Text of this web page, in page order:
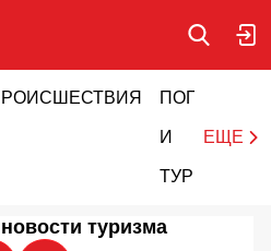
ПОГОДА
И
ТУРИЗМ
ЕЩЕ
туризма